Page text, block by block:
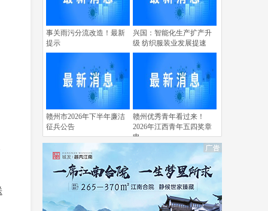
事关雨污分流改造！最新
提示
兴国：智能化生产扩产升
级 纺织服装业发展提速
赣州市2026年下半年廉洁
征兵公告
赣州优秀青年看过来！
2026年江西青年五四奖章
申